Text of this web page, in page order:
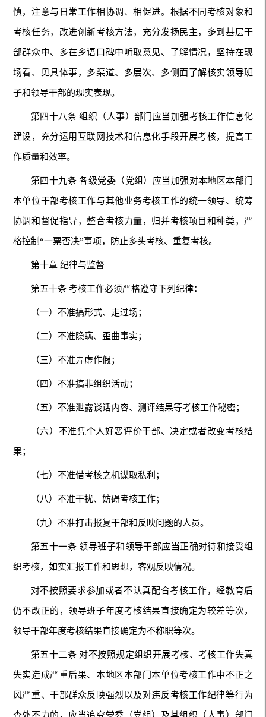
慎，注意与日常工作相协调、相促进。根据不同考核对象和
考核任务，改进创新考核方法，充分发扬民主，多到基层干
部群众中、多在乡语口碑中听取意见、了解情况，坚持在现
场看、见具体事，多渠道、多层次、多侧面了解核实领导班
子和领导干部的现实表现。
第四十八条 组织（人事）部门应当加强考核工作信息化
建设，充分运用互联网技术和信息化手段开展考核，提高工
作质量和效率。
第四十九条 各级党委（党组）应当加强对本地区本部门
本单位干部考核工作与其他业务考核工作的统一领导、统筹
协调和督促指导，整合考核力量，归并考核项目和种类，严
格控制“一票否决”事项，防止多头考核、重复考核。
第十章 纪律与监督
第五十条 考核工作必须严格遵守下列纪律：
（一）不准搞形式、走过场；
（二）不准隐瞒、歪曲事实；
（三）不准弄虚作假；
（四）不准搞非组织活动；
（五）不准泄露谈话内容、测评结果等考核工作秘密；
（六）不准凭个人好恶评价干部、决定或者改变考核结
果；
（七）不准借考核之机谋取私利；
（八）不准干扰、妨碍考核工作；
（九）不准打击报复干部和反映问题的人员。
第五十一条 领导班子和领导干部应当正确对待和接受组
织考核，如实汇报工作和思想，客观反映情况。
对不按照要求参加或者不认真配合考核工作，经教育后
仍不改正的，领导班子年度考核结果直接确定为较差等次，
领导干部年度考核结果直接确定为不称职等次。
第五十二条 对不按照规定组织开展考核、考核工作失真
失实造成严重后果、本地区本部门本单位考核工作中不正之
风严重、干部群众反映强烈以及对违反考核工作纪律等行为
查处不力的，应当追究党委（党组）及其组织（人事）部门